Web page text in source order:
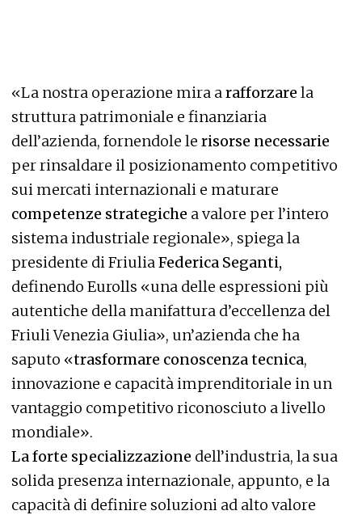
«La nostra operazione mira arafforzare la
struttura patrimoniale e finanziaria
dell’azienda, fornendole le risorse necessarie
per rinsaldare il posizionamento competitivo
sui mercati internazionali e maturare
competenze strategiche a valore per l’intero
sistema industriale regionale», spiega la
presidente di FriuliaFederica Seganti,
definendo Eurolls «una delle espressioni più
autentiche della manifattura d’eccellenza del
Friuli Venezia Giulia», un’azienda che ha
saputo «trasformare conoscenza tecnica,
innovazione e capacità imprenditoriale in un
vantaggio competitivo riconosciuto a livello
mondiale».
La forte specializzazione dell’industria, la sua
solida presenza internazionale, appunto, e la
capacità di definire soluzioni ad alto valore